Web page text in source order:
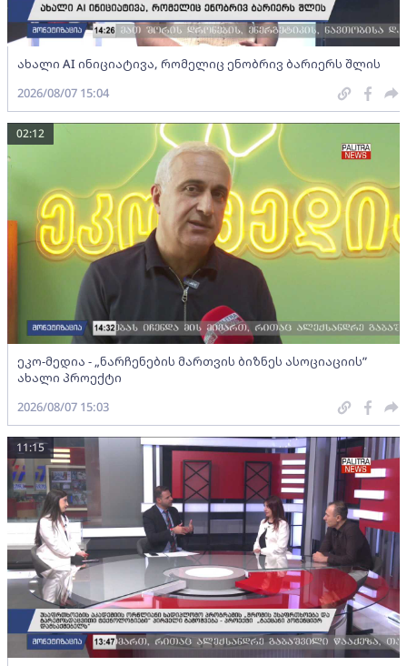
ახალი AI ინიციატივა, რომელიც ენობრივ ბარიერს შლის
2026/08/07 15:04
ეკო-მედია - „ნარჩენების მართვის ბიზნეს ასოციაციის”
ახალი პროექტი
02:12
2026/08/07 15:03
11:15